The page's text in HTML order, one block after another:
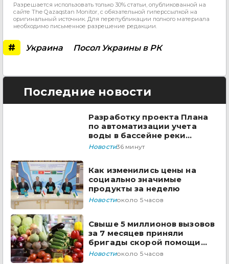
Разрешается использовать только 30% статьи, опубликованной на
сайте The Qazaqstan Monitor, с обязательной гиперссылкой на
оригинальный источник. Для перепубликации полного материала
необходимо письменное разрешение редакции.
# Украина Посол Украины в РК
Последние новости
Разработку проекта Плана
по автоматизации учета
воды в бассейне реки
Сырдарья одобрили
Новости36 минут
Как изменились цены на
социально значимые
продукты за неделю
Новостиоколо 5 часов
Свыше 5 миллионов вызовов
за 7 месяцев приняли
бригады скорой помощи
Казахстана
Новостиоколо 5 часов